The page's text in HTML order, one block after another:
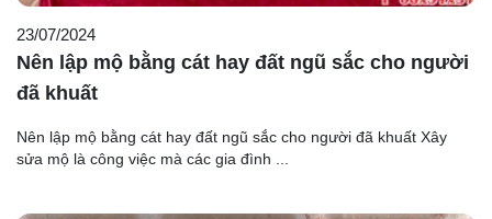
23/07/2024
Nên lập mộ bằng cát hay đất ngũ sắc cho người
đã khuất
Nên lập mộ bằng cát hay đất ngũ sắc cho người đã khuất Xây
sửa mộ là công việc mà các gia đình ...